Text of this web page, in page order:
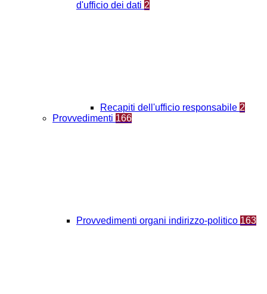
d'ufficio dei dati 2
Recapiti dell'ufficio responsabile 2
Provvedimenti 166
Provvedimenti organi indirizzo-politico 163